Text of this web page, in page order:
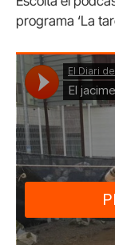
programa ‘La